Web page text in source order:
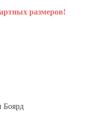
размеров!
Боярд